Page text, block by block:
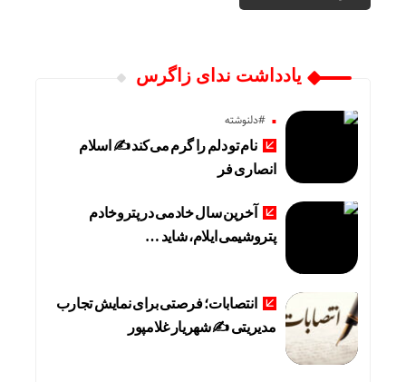
یادداشت ندای زاگرس
#دلنوشته
نام تو دلم را گرم می‌کند ✍️ اسلام
انصاری فر
آخرین سال خادمی در پتروخادم
پتروشیمی ایلام، شاید …
انتصابات؛ فرصتی برای نمایش تجارب
مدیریتی ✍ شهریار غلامپور